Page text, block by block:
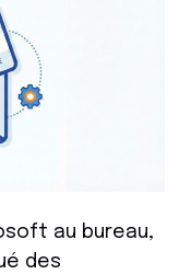
au bureau,
des